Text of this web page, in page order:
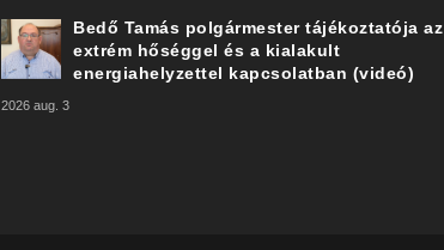
Bedő Tamás polgármester tájékoztatója az
extrém hőséggel és a kialakult
energiahelyzettel kapcsolatban (videó)
2026 aug. 3